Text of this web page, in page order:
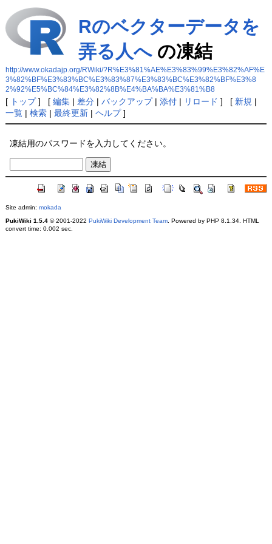
Rのベクターデータを
弄る人への凍結
http://www.okadajp.org/RWiki/?R%E3%81%AE%E3%83%99%E3%82%AF%E
3%82%BF%E3%83%BC%E3%83%87%E3%83%BC%E3%82%BF%E3%8
2%92%E5%BC%84%E3%82%8B%E4%BA%BA%E3%81%B8
[ トップ] [ 編集| 差分| バックアップ| 添付| リロード ] [ 新規 |
一覧| 検索| 最終更新| ヘルプ]
凍結用のパスワードを入力してください。
Site admin: mokada
PukiWiki 1.5.4© 2001-2022 PukiWiki Development Team. Powered by PHP 8.1.34. HTML
convert time: 0.002 sec.